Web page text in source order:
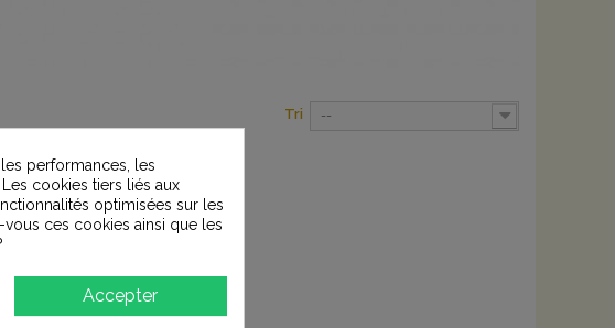
Tri --
performances, les
cookies tiers liés aux
optimisées sur les
ces cookies ainsi que les
Accepter